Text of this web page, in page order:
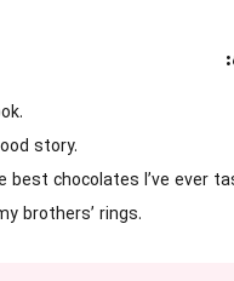
This
Thatwas a good story.
These are the best
Thosewere my brothers’